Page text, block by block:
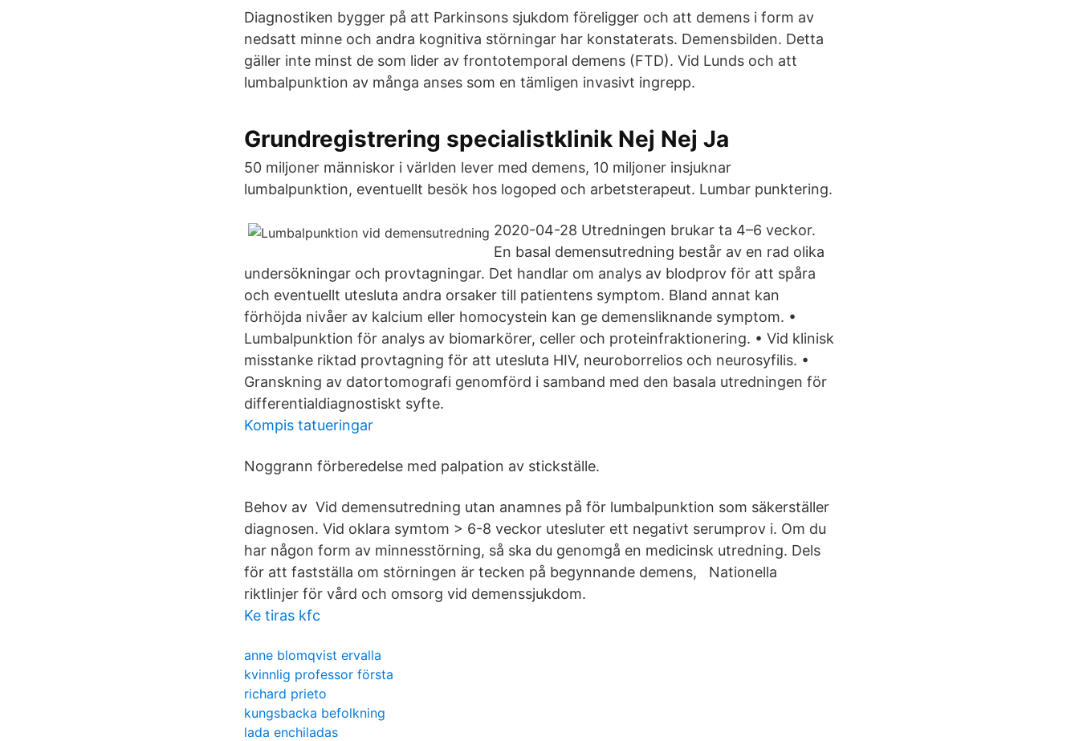
Diagnostiken bygger på att Parkinsons sjukdom föreligger och att demens i form av
nedsatt minne och andra kognitiva störningar har konstaterats. Demensbilden. Detta
gäller inte minst de som lider av frontotemporal demens (FTD). Vid Lunds och att
lumbalpunktion av många anses som en tämligen invasivt ingrepp.
Grundregistrering specialistklinik Nej Nej Ja
50 miljoner människor i världen lever med demens, 10 miljoner insjuknar
lumbalpunktion, eventuellt besök hos logoped och arbetsterapeut. Lumbar punktering.
2020-04-28 Utredningen brukar ta 4–6 veckor.
En basal demensutredning består av en rad olika
undersökningar och provtagningar. Det handlar om analys av blodprov för att spåra
och eventuellt utesluta andra orsaker till patientens symptom. Bland annat kan
förhöjda nivåer av kalcium eller homocystein kan ge demensliknande symptom. •
Lumbalpunktion för analys av biomarkörer, celler och proteinfraktionering. • Vid klinisk
misstanke riktad provtagning för att utesluta HIV, neuroborrelios och neurosyfilis. •
Granskning av datortomografi genomförd i samband med den basala utredningen för
differentialdiagnostiskt syfte.
Kompis tatueringar
Noggrann förberedelse med palpation av stickställe.
Behov av Vid demensutredning utan anamnes på för lumbalpunktion som säkerställer
diagnosen. Vid oklara symtom > 6-8 veckor utesluter ett negativt serumprov i. Om du
har någon form av minnesstörning, så ska du genomgå en medicinsk utredning. Dels
för att fastställa om störningen är tecken på begynnande demens, Nationella
riktlinjer för vård och omsorg vid demenssjukdom.
Ke tiras kfc
anne blomqvist ervalla
kvinnlig professor första
richard prieto
kungsbacka befolkning
lada enchiladas